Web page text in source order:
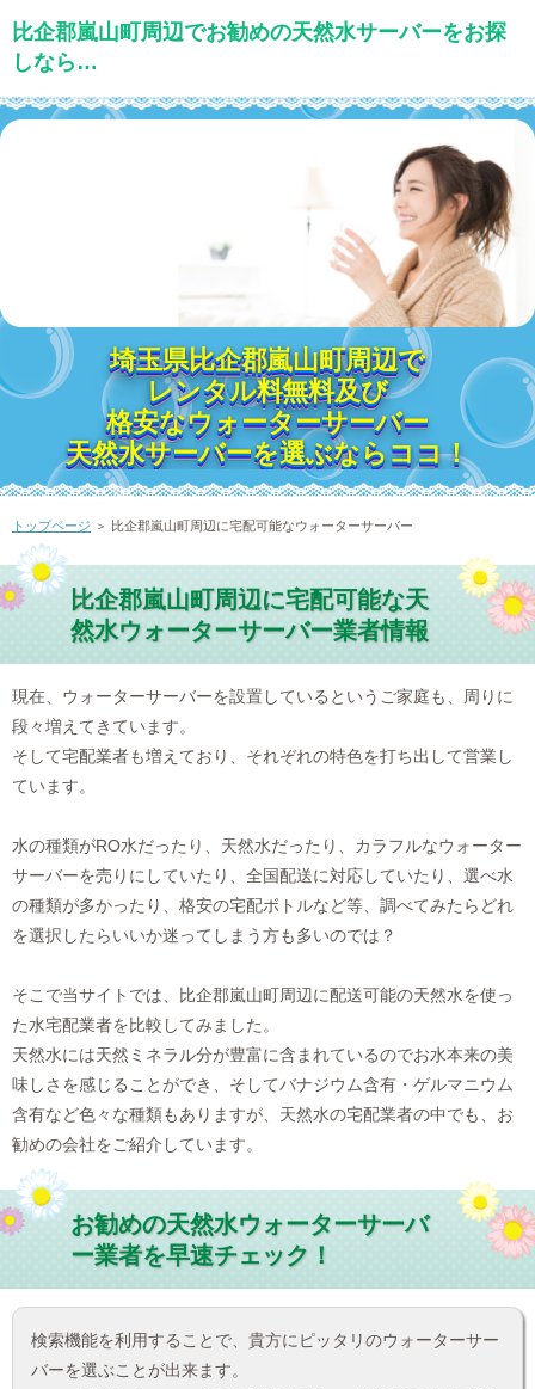
比企郡嵐山町周辺でお勧めの天然水サーバーをお探
しなら…
埼玉県比企郡嵐山町周辺で
レンタル料無料及び
格安なウォーターサーバー
天然水サーバーを選ぶならココ！
トップページ ＞ 比企郡嵐山町周辺に宅配可能なウォーターサーバー
比企郡嵐山町周辺に宅配可能な天
然水ウォーターサーバー業者情報
現在、ウォーターサーバーを設置しているというご家庭も、周りに
段々増えてきています。
そして宅配業者も増えており、それぞれの特色を打ち出して営業し
ています。
水の種類がRO水だったり、天然水だったり、カラフルなウォーター
サーバーを売りにしていたり、全国配送に対応していたり、選べ水
の種類が多かったり、格安の宅配ボトルなど等、調べてみたらどれ
を選択したらいいか迷ってしまう方も多いのでは？
そこで当サイトでは、比企郡嵐山町周辺に配送可能の天然水を使っ
た水宅配業者を比較してみました。
天然水には天然ミネラル分が豊富に含まれているのでお水本来の美
味しさを感じることができ、そしてバナジウム含有・ゲルマニウム
含有など色々な種類もありますが、天然水の宅配業者の中でも、お
勧めの会社をご紹介しています。
お勧めの天然水ウォーターサーバ
ー業者を早速チェック！
検索機能を利用することで、貴方にピッタリのウォーターサー
バーを選ぶことが出来ます。